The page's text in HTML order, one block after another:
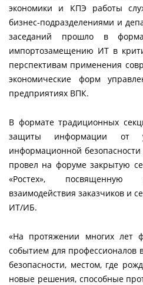
экономики и КПЭ работы
бизнес-подразделениями и
заседаний прошло в
импортозамещению ИТ в
перспективам применения
экономические форм
предприятиях ВПК.
В формате традиционных
защиты информации от
информационной
провел на форуме закрытую
«Ростех», посвященную
взаимодействия заказчиков и
ИТ/ИБ.
«На протяжении многих лет
событием для профессионалов
безопасности, местом, где
новые решения, способные